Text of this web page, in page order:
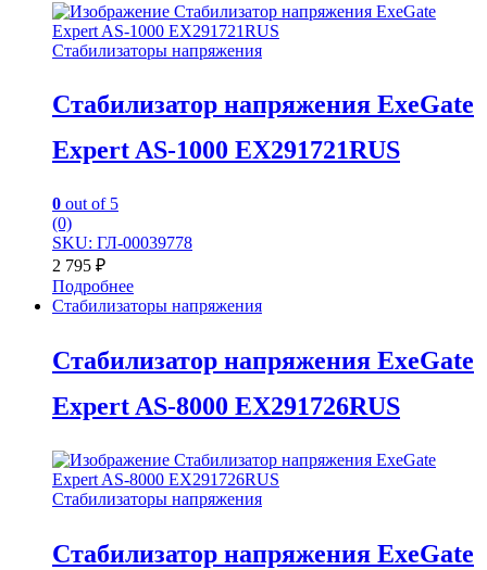
Стабилизаторы напряжения
Стабилизатор напряжения ExeGate
Expert AS-1000 EX291721RUS
0 out of 5
(0)
SKU: ГЛ-00039778
2 795 ₽
Подробнее
Стабилизаторы напряжения
Стабилизатор напряжения ExeGate
Expert AS-8000 EX291726RUS
Стабилизаторы напряжения
Стабилизатор напряжения ExeGate